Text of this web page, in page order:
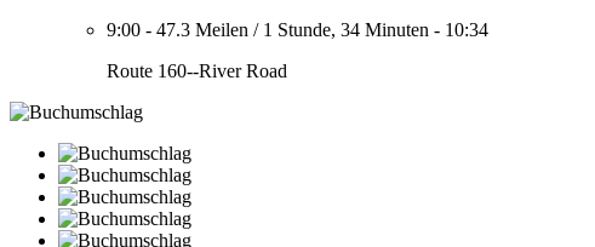
9:00 - 47.3 Meilen / 1 Stunde, 34 Minuten - 10:34
Route 160--River Road